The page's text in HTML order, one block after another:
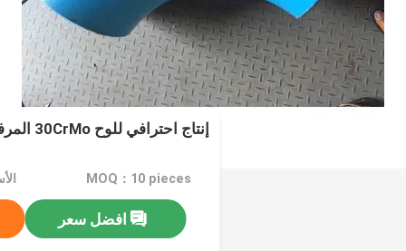
إنتاج احترافي للوح 30CrMo المرفق
MOQ：10 pieces
افضل سعر